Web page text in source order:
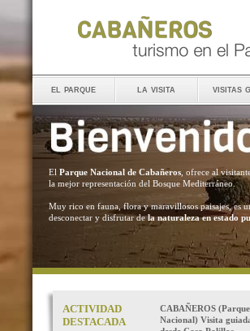
el parque la visita visitas
El Parque Nacional de Cabañeros , ofrece al
la mejor representación del Bosque Mediterráneo.
Muy rico en fauna, flora y maravillosos paisajes, es
desconectar y disfrutar dela naturaleza en estado
ACTIVIDAD
DESTACADA
CABAÑEROS (Parque
Nacional) Visita